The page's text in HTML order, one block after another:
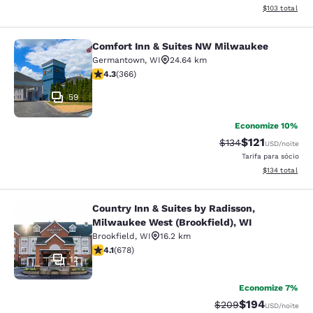
Exibir
$103 total
Comfort Inn & Suites NW
59
Comfort Inn & Suites NW Milwaukee
Germantown, WI
24.64 km
classificação 4.28 estrelas. Excelente. 366 avaliações
4.3(366)
Economize 10%
Tarifa anterior
$134Tarifa com
$121USD/noite
Tarifa para sócio
Exibir
$134 total
Country Inn & Suites by Radisson,
12
Country Inn & Suites by Radisson,
Milwaukee West (Brookfield), WI
Brookfield, WI
16.2 km
classificação 4.12 estrelas. Muito bom. 678 avaliações
4.1(678)
Economize 7%
Tarifa anterior
$209Tarifa com
$194USD/noite